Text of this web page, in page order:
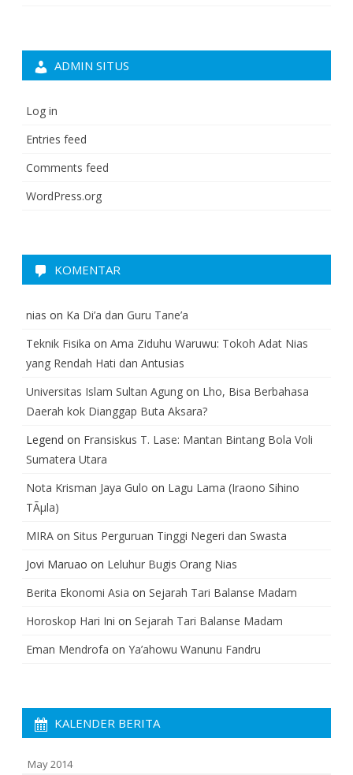
ADMIN SITUS
Log in
Entries feed
Comments feed
WordPress.org
KOMENTAR
nias on Ka Di’a dan Guru Tane’a
Teknik Fisika on Ama Ziduhu Waruwu: Tokoh Adat Nias
yang Rendah Hati dan Antusias
Universitas Islam Sultan Agung on Lho, Bisa Berbahasa
Daerah kok Dianggap Buta Aksara?
Legend on Fransiskus T. Lase: Mantan Bintang Bola Voli
Sumatera Utara
Nota Krisman Jaya Gulo on Lagu Lama (Iraono Sihino
TÃµla)
MIRA on Situs Perguruan Tinggi Negeri dan Swasta
Jovi Maruao on Leluhur Bugis Orang Nias
Berita Ekonomi Asia on Sejarah Tari Balanse Madam
Horoskop Hari Ini on Sejarah Tari Balanse Madam
Eman Mendrofa on Ya’ahowu Wanunu Fandru
KALENDER BERITA
May 2014